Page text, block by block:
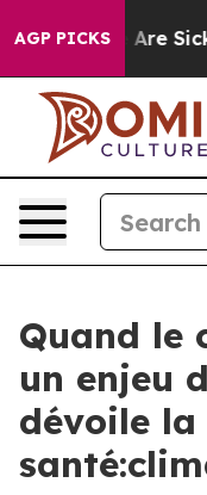
AGP PICKSAre Sick
Quand le
un enjeu
dévoile